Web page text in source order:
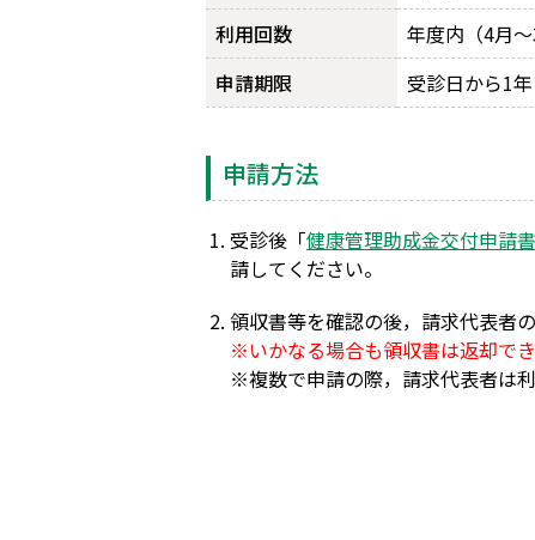
利用回数
年度内（4月
申請期限
受診日から1年
申請方法
受診後「健康管理助成金交付申請書
請してください。
領収書等を確認の後，請求代表者
※いかなる場合も領収書は返却でき
※複数で申請の際，請求代表者は